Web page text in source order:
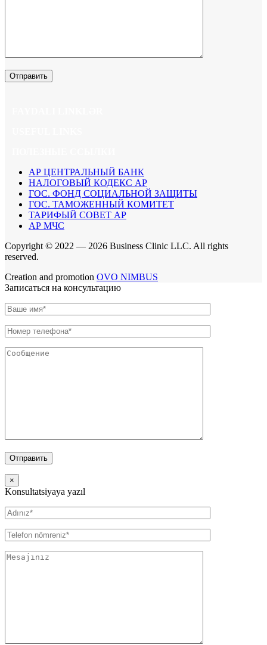
АР ЦЕНТРАЛЬНЫЙ БАНК
НАЛОГОВЫЙ КОДЕКС АР
ГОС. ФОНД СОЦИАЛЬНОЙ ЗАЩИТЫ
ГОС. ТАМОЖЕННЫЙ КОМИТЕТ
ТАРИФЫЙ СОВЕТ АР
АР МЧС
Copyright © 2022 — 2026 Business Clinic LLC. All rights
reserved.
Creation and promotion OVO NIMBUS
Записаться на консультацию
×
Konsultatsiyaya yazıl